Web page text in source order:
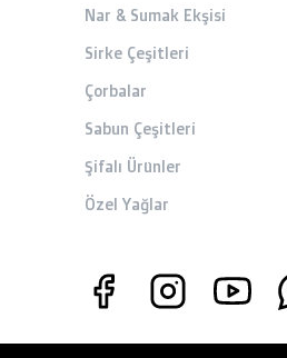
Nar & Sumak Ekşisi
Sirke Çeşitleri
Çorbalar
Sabun Çeşitleri
Şifalı Ürünler
Özel Yağlar